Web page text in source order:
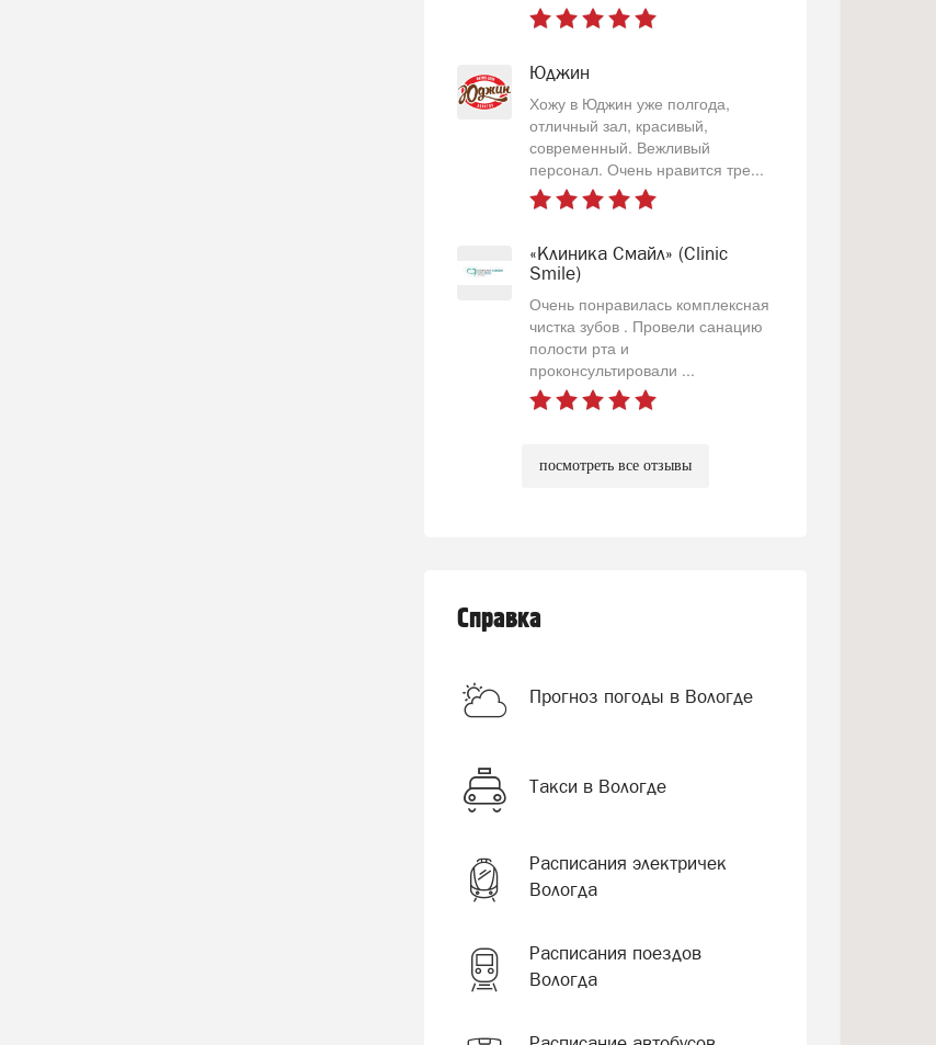
Юджин
Хожу в Юджин уже полгода,
отличный зал, красивый,
современный. Вежливый
персонал. Очень нравится тре...
«Клиника Смайл» (Clinic
Smile)
Очень понравилась комплексная
чистка зубов . Провели санацию
полости рта и
проконсультировали ...
посмотреть все отзывы
Справка
Прогноз погоды в Вологде
Такси в Вологде
Расписания электричек
Вологда
Расписания поездов
Вологда